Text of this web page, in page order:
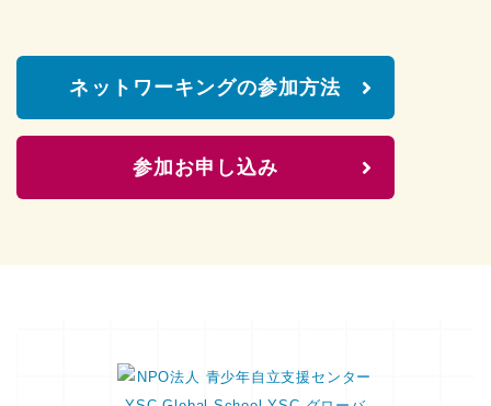
ネットワーキングの参加方法
参加お申し込み